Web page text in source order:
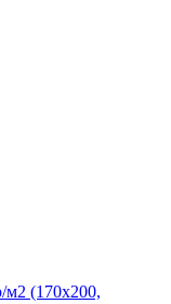
м2 (170х200,